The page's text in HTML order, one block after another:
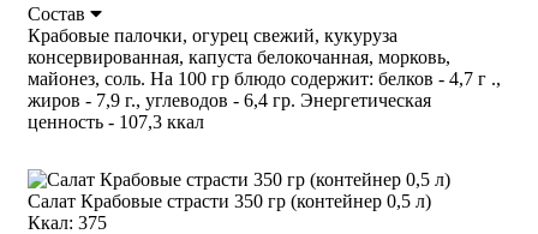
Состав
Крабовые палочки, огурец свежий, кукуруза
консервированная, капуста белокочанная, морковь,
майонез, соль. На 100 гр блюдо содержит: белков - 4,7 г .,
жиров - 7,9 г., углеводов - 6,4 гр. Энергетическая
ценность - 107,3 ккал
Салат Крабовые страсти 350 гр (контейнер 0,5 л)
Ккал: 375